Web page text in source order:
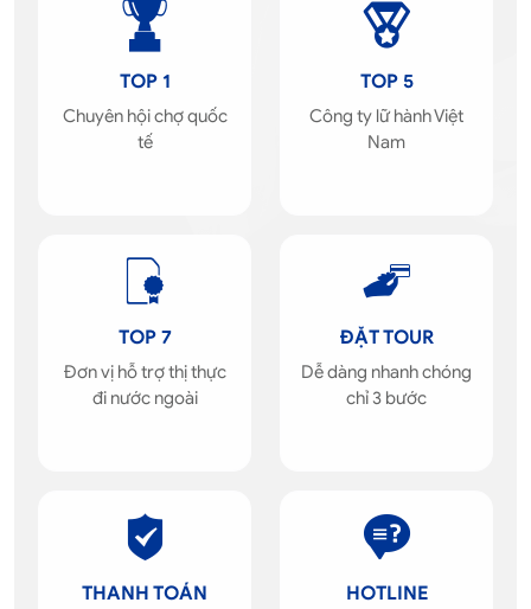
TOP 1
Chuyên hội chợ quốc
tế
TOP 5
Công ty lữ hành Việt
Nam
TOP 7
Đơn vị hỗ trợ thị thực
đi nước ngoài
ĐẶT TOUR
Dễ dàng nhanh chóng
chỉ 3 bước
THANH TOÁN HOTLINE